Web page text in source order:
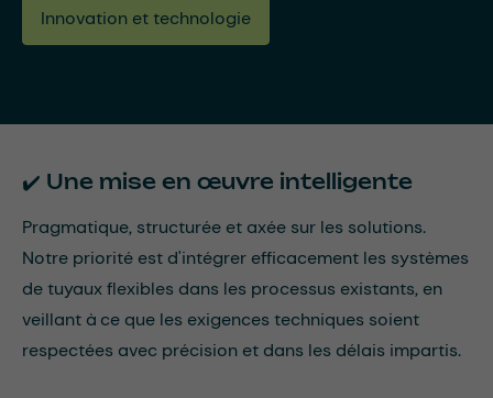
Innovation et technologie
✔️ Une mise en œuvre intelligente
Pragmatique, structurée et axée sur les solutions.
Notre priorité est d'intégrer efficacement les systèmes
de tuyaux flexibles dans les processus existants, en
veillant à ce que les exigences techniques soient
respectées avec précision et dans les délais impartis.